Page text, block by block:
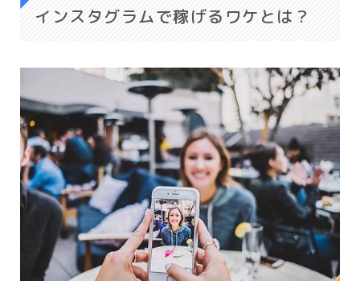
インスタグラムで稼げるワケとは？